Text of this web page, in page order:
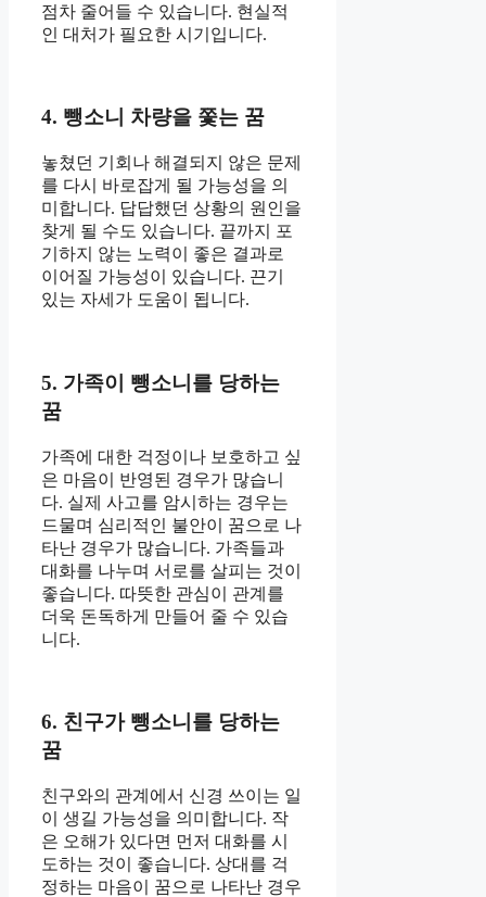
점차 줄어들 수 있습니다. 현실적
인 대처가 필요한 시기입니다.
4. 뺑소니 차량을 쫓는 꿈
놓쳤던 기회나 해결되지 않은 문제
를 다시 바로잡게 될 가능성을 의
미합니다. 답답했던 상황의 원인을
찾게 될 수도 있습니다. 끝까지 포
기하지 않는 노력이 좋은 결과로
이어질 가능성이 있습니다. 끈기
있는 자세가 도움이 됩니다.
5. 가족이 뺑소니를 당하는
꿈
가족에 대한 걱정이나 보호하고 싶
은 마음이 반영된 경우가 많습니
다. 실제 사고를 암시하는 경우는
드물며 심리적인 불안이 꿈으로 나
타난 경우가 많습니다. 가족들과
대화를 나누며 서로를 살피는 것이
좋습니다. 따뜻한 관심이 관계를
더욱 돈독하게 만들어 줄 수 있습
니다.
6. 친구가 뺑소니를 당하는
꿈
친구와의 관계에서 신경 쓰이는 일
이 생길 가능성을 의미합니다. 작
은 오해가 있다면 먼저 대화를 시
도하는 것이 좋습니다. 상대를 걱
정하는 마음이 꿈으로 나타난 경우